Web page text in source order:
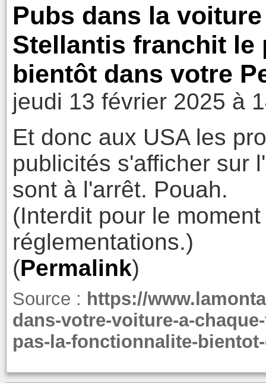
Pubs dans la
Stellantis franchit le
bientôt dans votre
jeudi 13 février 2025 à
Et donc aux USA les
publicités s'afficher sur
sont à l'arrêt. Pouah.
(Interdit pour le
réglementations.)
(Permalink)
Source : https://
dans-votre-voiture-a-
pas-la-fonctionnalite-